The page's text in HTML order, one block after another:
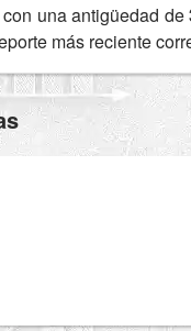
con una antigüedad de
más reciente